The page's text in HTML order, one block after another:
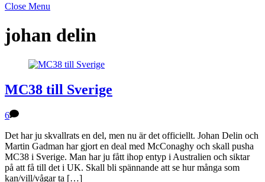
Close Menu
johan delin
MC38 till Sverige
6
Det har ju skvallrats en del, men nu är det officiellt. Johan Delin och
Martin Gadman har gjort en deal med McConaghy och skall pusha
MC38 i Sverige. Man har ju fått ihop entyp i Australien och siktar
på att få till det i UK. Skall bli spännande att se hur många som
kan/vill/vågar ta […]